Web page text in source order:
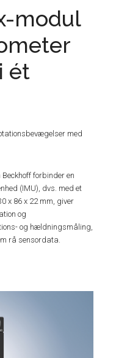
modul
ét
med
forbinder en
(IMU), dvs. med et
x 86 x 22 mm, giver
og
og hældningsmåling,
rå sensordata.